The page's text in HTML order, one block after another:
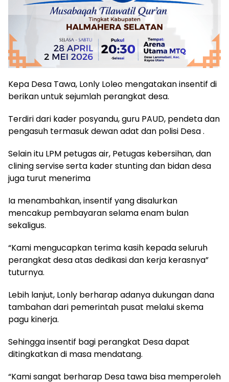
Kepa Desa Tawa, Lonly Loleo mengatakan insentif di
berikan untuk sejumlah perangkat desa.
Terdiri dari kader posyandu, guru PAUD, pendeta dan
pengasuh termasuk dewan adat dan polisi Desa .
Selain itu LPM petugas air, Petugas kebersihan, dan
clining servise serta kader stunting dan bidan desa
juga turut menerima
Ia menambahkan, insentif yang disalurkan
mencakup pembayaran selama enam bulan
sekaligus.
“Kami mengucapkan terima kasih kepada seluruh
perangkat desa atas dedikasi dan kerja kerasnya”
tuturnya.
Lebih lanjut, Lonly berharap adanya dukungan dana
tambahan dari pemerintah pusat melalui skema
pagu kinerja.
Sehingga insentif bagi perangkat Desa dapat
ditingkatkan di masa mendatang.
“Kami sangat berharap Desa tawa bisa memperoleh